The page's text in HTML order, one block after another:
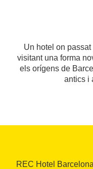
Un hotel on
visitant una forma
els orígens de
antics i
REC Hotel